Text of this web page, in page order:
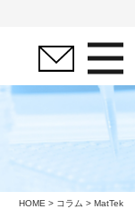
HOME > コラム > MatTek